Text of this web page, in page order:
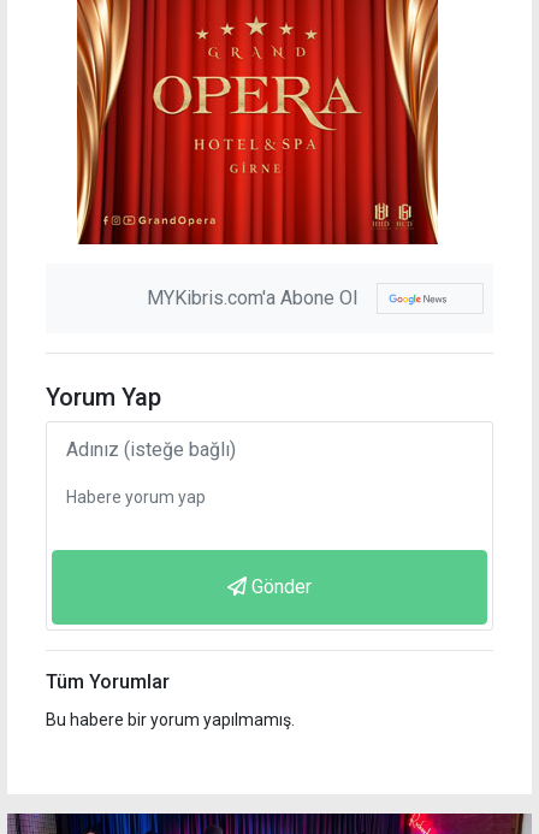
MYKibris.com'a Abone Ol
Yorum Yap
Gönder
Tüm Yorumlar
Bu habere bir yorum yapılmamış.